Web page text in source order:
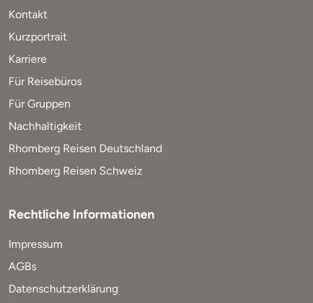
Kontakt
Kurzportrait
Karriere
Für Reisebüros
Für Gruppen
Nachhaltigkeit
Rhomberg Reisen Deutschland
Rhomberg Reisen Schweiz
Rechtliche Informationen
Impressum
AGBs
Datenschutzerklärung